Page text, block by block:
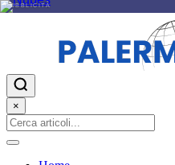
PUBBLICITÀ
×